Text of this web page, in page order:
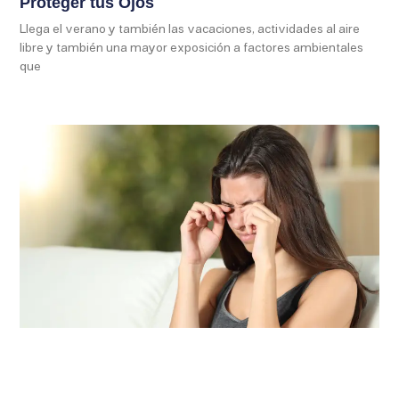
Llega el verano y también las vacaciones, actividades al aire
libre y también una mayor exposición a factores ambientales
que